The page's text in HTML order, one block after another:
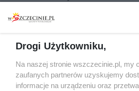
Spacery i oprowadzania
targi
Wernisaże
Więcej
Drogi Użytkowniku,
Na naszej stronie wszczecinie.pl, my
zaufanych partnerów uzyskujemy
informacje na urządzeniu oraz